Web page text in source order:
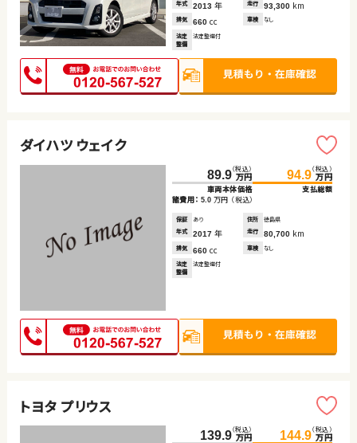
年式 2013 年 走行 93,300 km
排気 660 cc 車検 なし
法定
整備
法定整備付
ダイハツ ウェイク
89.9（税込）
万円
車両本体価格
94.9（税込）
万円
支払総額
諸費用： 5.0 万円 （税込）
保証 あり 住所
徳島県
年式
2017 年 走行 80,700 km
排気 660 cc 車検 なし
法定
整備
法定整備付
トヨタ プリウス
139.9（税込）
万円 144.9（税込）
万円